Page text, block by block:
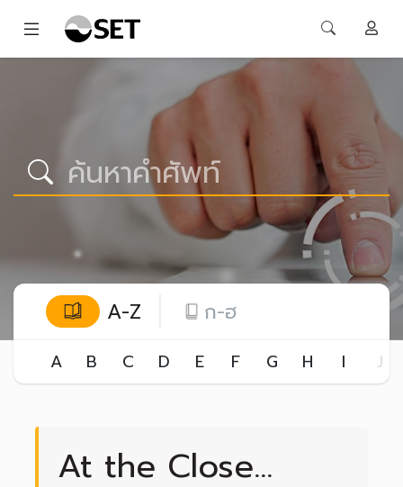
A-Z ก-ฮ
A B C D E F G H I J
At the Close